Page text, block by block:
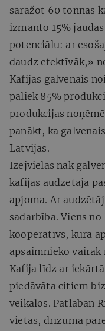
saražot 60 tonnas
izmanto 15%
potenciālu: ar
daudz efektīvāk,»
Kafijas galvenais
paliek 85%
produkcijas
panākt, ka
Latvijas.
Izejvielas nāk
kafijas audzētāja
apjoma. Ar
sadarbība. Viens
kooperatīvs, kurā
apsaimnieko vairāk
Kafija līdz ar
piedāvāta citiem
veikalos. Patlaban
vietas, drīzumā